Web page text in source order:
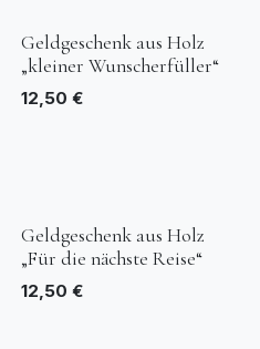
Geldgeschenk aus Holz
„kleiner Wunscherfüller“
12,50 €
Geldgeschenk aus Holz
„Für die nächste Reise“
12,50 €